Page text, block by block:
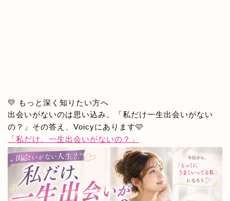
💛 もっと深く知りたい方へ
出会いがないのは思い込み。「私だけ一生出会いがない
の？」その答え、Voicyにあります🩷
「私だけ、一生出会いがないの？」